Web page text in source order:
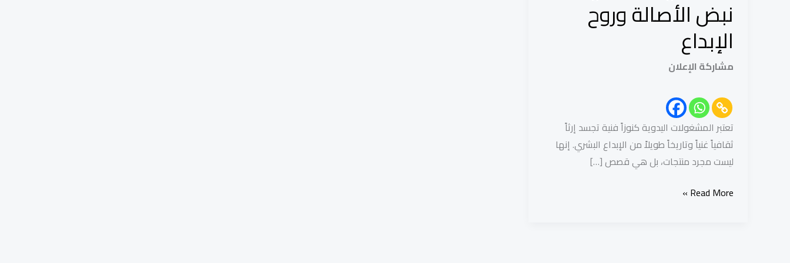
نبض الأصالة وروح
الإبداع
مشاركة الإعلان
تعتبر المشغولات اليدوية كنوزاً فنية تجسد إرثاً
ثقافياً غنياً وتاريخاً طويلاً من الإبداع البشري. إنها
ليست مجرد منتجات، بل هي قصص […]
وروح
الإبداع
Read More »